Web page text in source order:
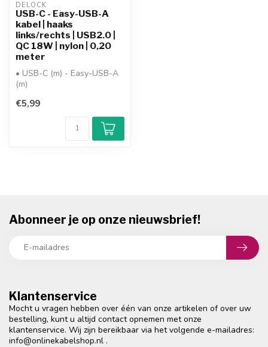
DELOCK
USB-C - Easy-USB-A
kabel | haaks
links/rechts | USB2.0 |
QC 18W | nylon | 0,20
meter
• USB-C (m) - Easy-USB-A
(m)
• data: tot 480Mbit/s
• stroom/lad...
€5,99
Klantenservice
Mocht u vragen hebben over één van onze artikelen of over uw
bestelling, kunt u altijd contact opnemen met onze
klantenservice. Wij zijn bereikbaar via het volgende e-mailadres:
info@onlinekabelshop.nl .
Abonneer je op onze nieuwsbrief!